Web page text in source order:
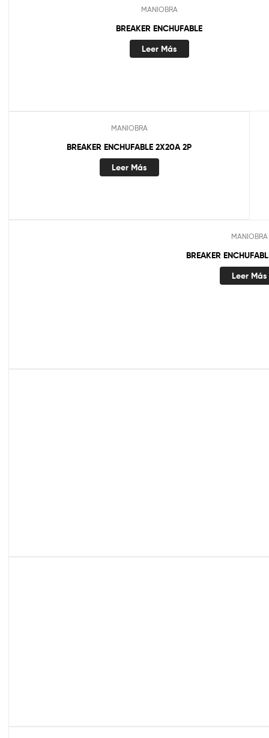
MANIOBRA
BREAKER ENCHUFABLE
Leer Más
MANIOBRA
BREAKER ENCHUFABLE 2X20A 2P
Leer Más
MANIOBRA
BREAKER
Leer Más